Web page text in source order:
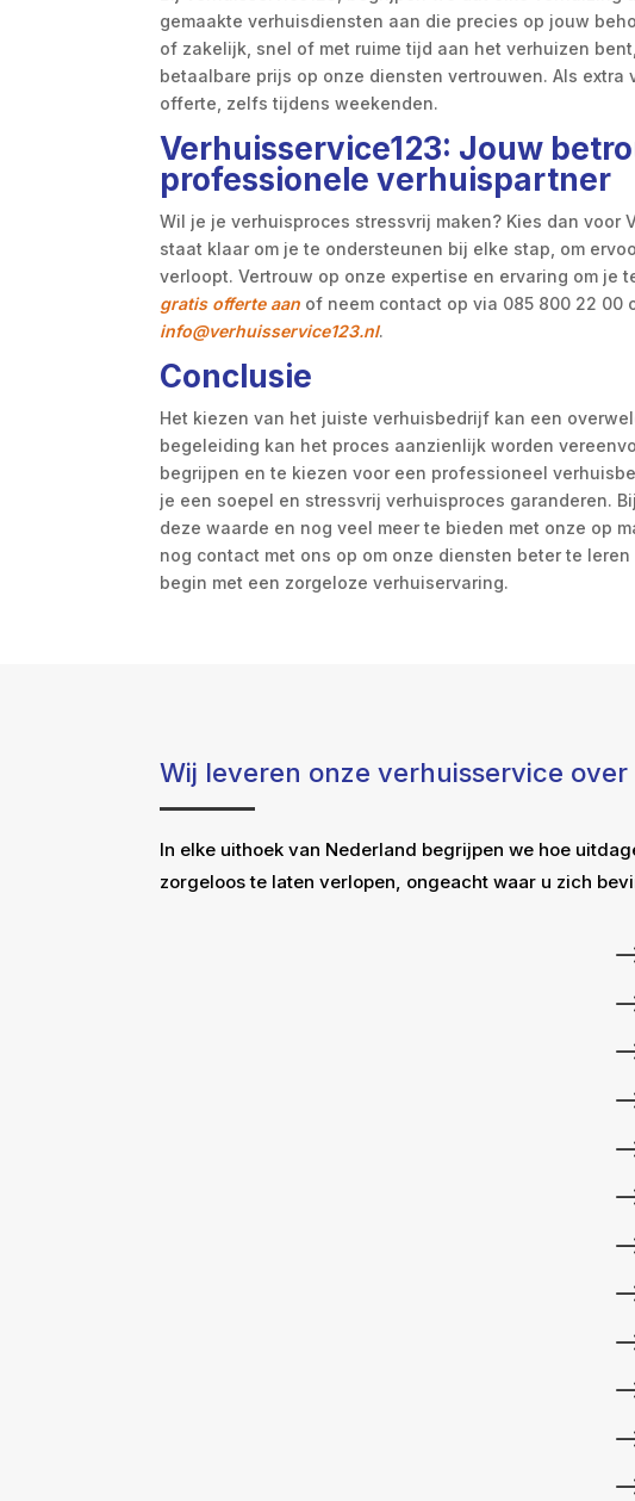
gemaakte verhuisdiensten aan die precies op jouw
of zakelijk, snel of met ruime tijd aan het verhuizen
betaalbare prijs op onze diensten vertrouwen. Als
offerte, zelfs tijdens weekenden.
Verhuisservice123: Jouw
professionele verhuispartner
Wil je je verhuisproces stressvrij maken? Kies dan voor
staat klaar om je te ondersteunen bij elke stap, om
verloopt. Vertrouw op onze expertise en ervaring om je
gratis offerte aan of neem contact op via 085 800 22 00
info@verhuisservice123.nl.
Conclusie
Het kiezen van het juiste verhuisbedrijf kan een
begeleiding kan het proces aanzienlijk worden
begrijpen en te kiezen voor een professioneel
je een soepel en stressvrij verhuisproces garanderen.
deze waarde en nog veel meer te bieden met onze op
nog contact met ons op om onze diensten beter te leren
begin met een zorgeloze verhuiservaring.
Wij leveren onze verhuisservice
In elke uithoek van Nederland begrijpen we hoe
zorgeloos te laten verlopen, ongeacht waar u zich